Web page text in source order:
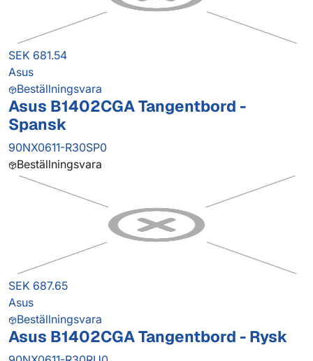
SEK 681.54
Asus
Beställningsvara
Asus B1402CGA Tangentbord -
Spansk
90NX0611-R30SP0
Beställningsvara
SEK 687.65
Asus
Beställningsvara
Asus B1402CGA Tangentbord - Rysk